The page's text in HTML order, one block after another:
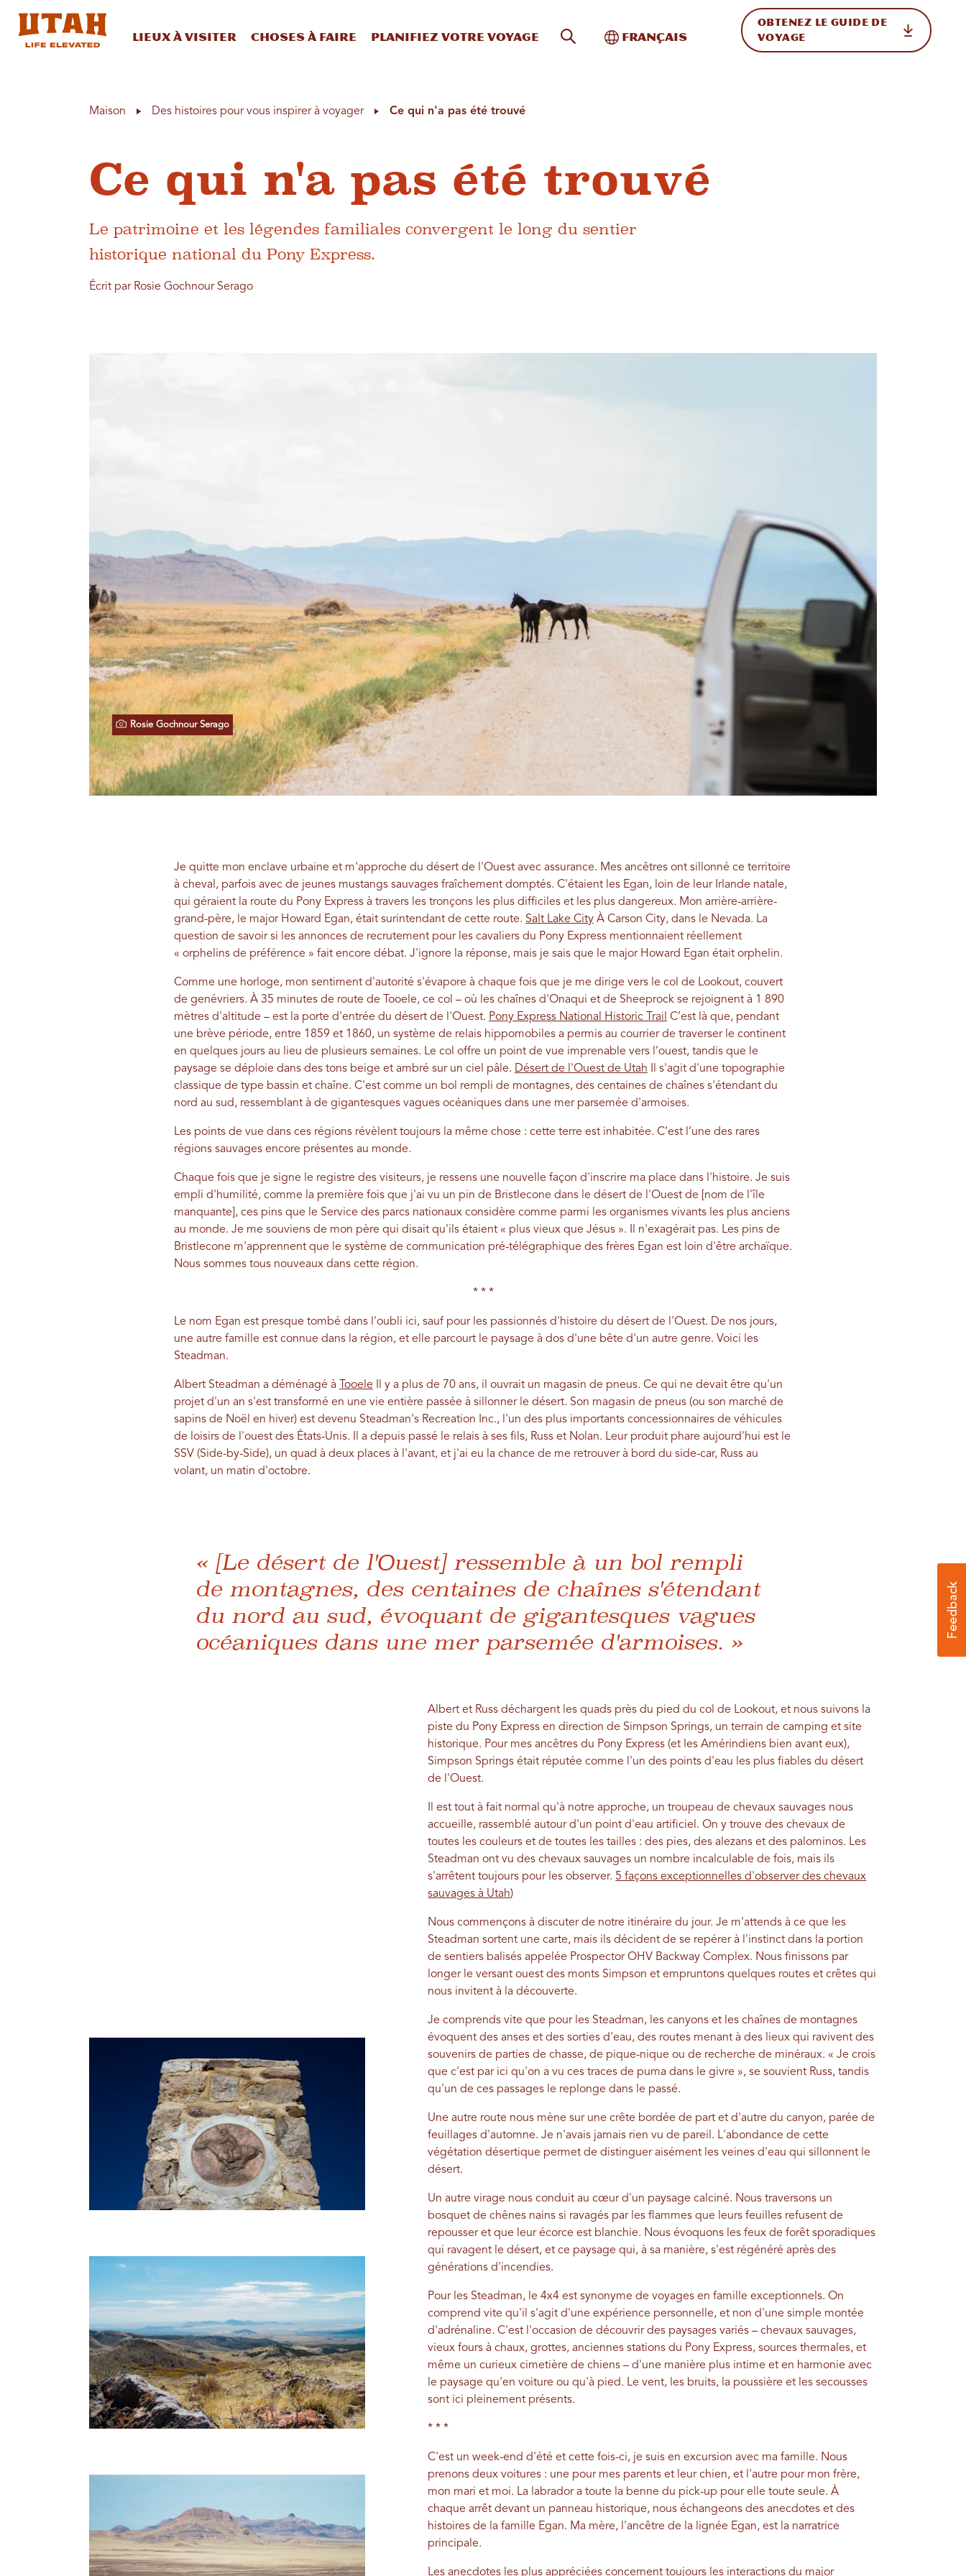
Lieux à visiter Choses à faire Planifiez votre voyage Recherche sur le site
Basculer vers l'international
Français
OBTENEZ LE GUIDE DE
VOYAGE
Maison Des histoires pour vous inspirer à voyager Ce qui n'a pas été trouvé
Ce qui n'a pas été trouvé
Le patrimoine et les légendes familiales convergent le long du sentier
historique national du Pony Express.
Écrit par Rosie Gochnour Serago
Rosie Gochnour Serago
Je quitte mon enclave urbaine et m'approche du désert de l'Ouest avec assurance. Mes ancêtres ont sillonné ce territoire
à cheval, parfois avec de jeunes mustangs sauvages fraîchement domptés. C'étaient les Egan, loin de leur Irlande natale,
qui géraient la route du Pony Express à travers les tronçons les plus difficiles et les plus dangereux. Mon arrière-arrière-
grand-père, le major Howard Egan, était surintendant de cette route. Salt Lake CityÀ Carson City, dans le Nevada. La
question de savoir si les annonces de recrutement pour les cavaliers du Pony Express mentionnaient réellement
« orphelins de préférence » fait encore débat. J'ignore la réponse, mais je sais que le major Howard Egan était orphelin.
Comme une horloge, mon sentiment d'autorité s'évapore à chaque fois que je me dirige vers le col de Lookout, couvert
de genévriers. À 35 minutes de route de Tooele, ce col – où les chaînes d'Onaqui et de Sheeprock se rejoignent à 1 890
mètres d'altitude – est la porte d'entrée du désert de l'Ouest. Pony Express National Historic Trail C’est là que, pendant
une brève période, entre 1859 et 1860, un système de relais hippomobiles a permis au courrier de traverser le continent
en quelques jours au lieu de plusieurs semaines. Le col offre un point de vue imprenable vers l’ouest, tandis que le
paysage se déploie dans des tons beige et ambré sur un ciel pâle. Désert de l'Ouest de Utah Il s'agit d'une topographie
classique de type bassin et chaîne. C'est comme un bol rempli de montagnes, des centaines de chaînes s'étendant du
nord au sud, ressemblant à de gigantesques vagues océaniques dans une mer parsemée d'armoises.
Les points de vue dans ces régions révèlent toujours la même chose : cette terre est inhabitée. C’est l’une des rares
régions sauvages encore présentes au monde.
Chaque fois que je signe le registre des visiteurs, je ressens une nouvelle façon d'inscrire ma place dans l'histoire. Je suis
empli d'humilité, comme la première fois que j'ai vu un pin de Bristlecone dans le désert de l'Ouest de [nom de l'île
manquante], ces pins que le Service des parcs nationaux considère comme parmi les organismes vivants les plus anciens
au monde. Je me souviens de mon père qui disait qu'ils étaient « plus vieux que Jésus ». Il n'exagérait pas. Les pins de
Bristlecone m'apprennent que le système de communication pré-télégraphique des frères Egan est loin d'être archaïque.
Nous sommes tous nouveaux dans cette région.
* * *
Le nom Egan est presque tombé dans l'oubli ici, sauf pour les passionnés d'histoire du désert de l'Ouest. De nos jours,
une autre famille est connue dans la région, et elle parcourt le paysage à dos d'une bête d'un autre genre. Voici les
Steadman.
Albert Steadman a déménagé à Tooele Il y a plus de 70 ans, il ouvrait un magasin de pneus. Ce qui ne devait être qu'un
projet d'un an s'est transformé en une vie entière passée à sillonner le désert. Son magasin de pneus (ou son marché de
sapins de Noël en hiver) est devenu Steadman's Recreation Inc., l'un des plus importants concessionnaires de véhicules
de loisirs de l'ouest des États-Unis. Il a depuis passé le relais à ses fils, Russ et Nolan. Leur produit phare aujourd'hui est le
SSV (Side-by-Side), un quad à deux places à l'avant, et j'ai eu la chance de me retrouver à bord du side-car, Russ au
volant, un matin d'octobre.
« [Le désert de l'Ouest] ressemble à un bol rempli
de montagnes, des centaines de chaînes s'étendant
du nord au sud, évoquant de gigantesques vagues
océaniques dans une mer parsemée d'armoises. »
Albert et Russ déchargent les quads près du pied du col de Lookout, et nous suivons la
piste du Pony Express en direction de Simpson Springs, un terrain de camping et site
historique. Pour mes ancêtres du Pony Express (et les Amérindiens bien avant eux),
Simpson Springs était réputée comme l'un des points d'eau les plus fiables du désert
de l'Ouest.
Il est tout à fait normal qu'à notre approche, un troupeau de chevaux sauvages nous
accueille, rassemblé autour d'un point d'eau artificiel. On y trouve des chevaux de
toutes les couleurs et de toutes les tailles : des pies, des alezans et des palominos. Les
Steadman ont vu des chevaux sauvages un nombre incalculable de fois, mais ils
s'arrêtent toujours pour les observer. 5 façons exceptionnelles d'observer des chevaux
sauvages à Utah)
Nous commençons à discuter de notre itinéraire du jour. Je m'attends à ce que les
Steadman sortent une carte, mais ils décident de se repérer à l'instinct dans la portion
de sentiers balisés appelée Prospector OHV Backway Complex. Nous finissons par
longer le versant ouest des monts Simpson et empruntons quelques routes et crêtes qui
nous invitent à la découverte.
Je comprends vite que pour les Steadman, les canyons et les chaînes de montagnes
évoquent des anses et des sorties d'eau, des routes menant à des lieux qui ravivent des
souvenirs de parties de chasse, de pique-nique ou de recherche de minéraux. « Je crois
que c'est par ici qu'on a vu ces traces de puma dans le givre », se souvient Russ, tandis
qu'un de ces passages le replonge dans le passé.
Une autre route nous mène sur une crête bordée de part et d'autre du canyon, parée de
feuillages d'automne. Je n'avais jamais rien vu de pareil. L'abondance de cette
végétation désertique permet de distinguer aisément les veines d'eau qui sillonnent le
désert.
Un autre virage nous conduit au cœur d'un paysage calciné. Nous traversons un
bosquet de chênes nains si ravagés par les flammes que leurs feuilles refusent de
repousser et que leur écorce est blanchie. Nous évoquons les feux de forêt sporadiques
qui ravagent le désert, et ce paysage qui, à sa manière, s'est régénéré après des
générations d'incendies.
Pour les Steadman, le 4x4 est synonyme de voyages en famille exceptionnels. On
comprend vite qu'il s'agit d'une expérience personnelle, et non d'une simple montée
d'adrénaline. C'est l'occasion de découvrir des paysages variés – chevaux sauvages,
vieux fours à chaux, grottes, anciennes stations du Pony Express, sources thermales, et
même un curieux cimetière de chiens – d'une manière plus intime et en harmonie avec
le paysage qu'en voiture ou qu'à pied. Le vent, les bruits, la poussière et les secousses
sont ici pleinement présents.
* * *
C'est un week-end d'été et cette fois-ci, je suis en excursion avec ma famille. Nous
prenons deux voitures : une pour mes parents et leur chien, et l'autre pour mon frère,
mon mari et moi. La labrador a toute la benne du pick-up pour elle toute seule. À
chaque arrêt devant un panneau historique, nous échangeons des anecdotes et des
histoires de la famille Egan. Ma mère, l'ancêtre de la lignée Egan, est la narratrice
principale.
Les anecdotes les plus appréciées concernent toujours les interactions du major